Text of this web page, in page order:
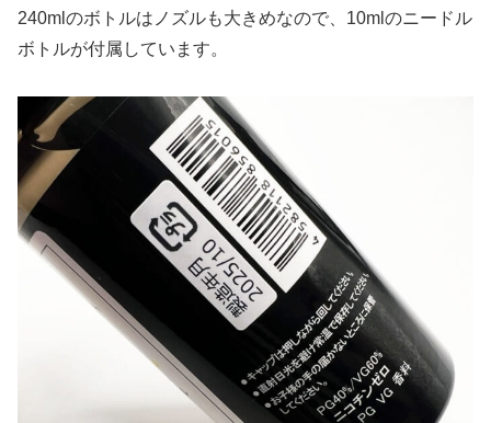
240mlのボトルはノズルも大きめなので、10mlのニードル
ボトルが付属しています。